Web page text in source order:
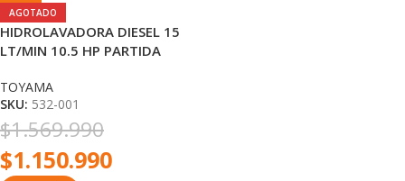
AGOTADO
HIDROLAVADORA DIESEL 15
LT/MIN 10.5 HP PARTIDA
TOYAMA
SKU: 532-001
$1.569.990
$1.150.990